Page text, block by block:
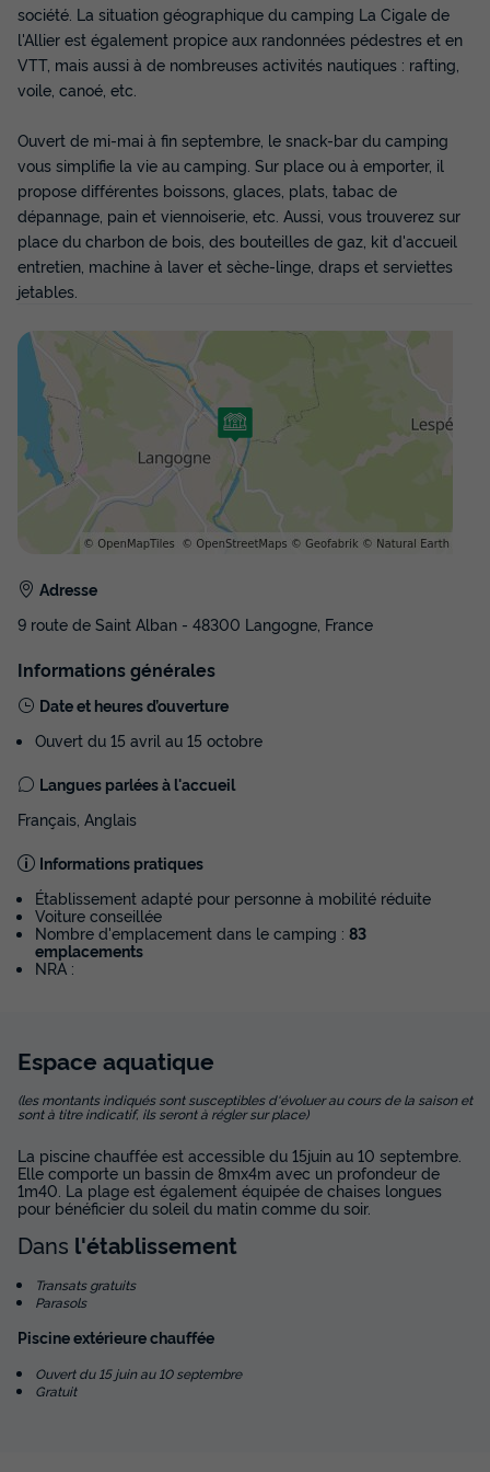
CARAVANE 4 personnes - Gruau
Annulation gratuite
Adultes
Animaux autorisés * Réfrigérateur
CARAVANE 4 personnes - Gruau
du
10/09/2026au17/09/2026
Meilleur prix pour 7 nuits
Modifier les dates
250 €
TRIGANO sans sanitaires
Surface
16m²
Adultes
4
Chambres
Animaux autorisés *
TENTE 4 personnes - LODGE MAYOTTE - TRIGANO sans
sanitaires
du 07/09/2026au14/09/2026
Meilleur prix pour 7 nuits
260 €
Voir les disponibilités
société. La situation géographique du camping La Cigale de
l'Allier est également propice aux randonnées pédestres et en
VTT, mais aussi à de nombreuses activités nautiques : rafting,
voile, canoé, etc.
Ouvert de mi-mai à fin septembre, le snack-bar du camping
vous simplifie la vie au camping. Sur place ou à emporter, il
propose différentes boissons, glaces, plats, tabac de
dépannage, pain et viennoiserie, etc. Aussi, vous trouverez sur
place du charbon de bois, des bouteilles de gaz, kit d'accueil
entretien, machine à laver et sèche-linge, draps et serviettes
jetables.
Adresse
9 route de Saint Alban - 48300 Langogne, France
Informations générales
Date et heures d’ouverture
Ouvert du 15 avril au 15 octobre
Langues parlées à l'accueil
Français, Anglais
Informations pratiques
Établissement adapté pour personne à mobilité réduite
Voiture conseillée
Nombre d'emplacement dans le camping : 83
emplacements
NRA :
Espace aquatique
(les montants indiqués sont susceptibles d'évoluer au cours de la saison et
sont à titre indicatif, ils seront à régler sur place)
La piscine chauffée est accessible du 15juin au 10 septembre.
Elle comporte un bassin de 8mx4m avec un profondeur de
1m40. La plage est également équipée de chaises longues
pour bénéficier du soleil du matin comme du soir.
Dans l'établissement
Transats gratuits
Parasols
Piscine extérieure chauffée
Ouvert du 15 juin au 10 septembre
Gratuit